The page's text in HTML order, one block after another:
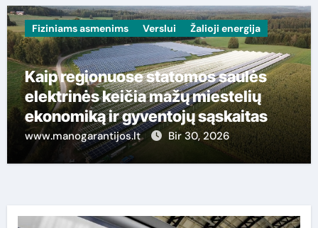
Fiziniams asmenims Verslui Žalioji energija
Kaip regionuose statomos saulės
elektrinės keičia mažų miestelių
ekonomiką ir gyventojų sąskaitas
www.manogarantijos.lt Bir 30, 2026